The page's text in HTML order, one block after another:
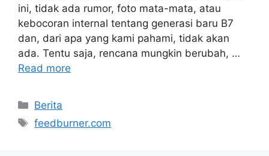
ini, tidak ada rumor, foto mata-mata, atau
kebocoran internal tentang generasi baru B7
dan, dari apa yang kami pahami, tidak akan
ada. Tentu saja, rencana mungkin berubah, …
Read more
Categories
Berita
Tags
feedburner.com